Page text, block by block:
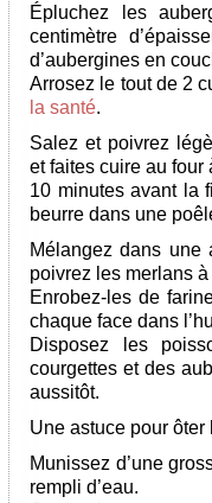
Épluchez les
centimètre
d’aubergines en
Arrosez le tout de 2
la santé.
Salez et poivrez
et faites cuire au four
10 minutes avant la
beurre dans une
Mélangez dans
poivrez les merlans à
Enrobez-les de
chaque face dans
Disposez les
courgettes et des
aussitôt.
Une astuce pour
Munissez d’une
rempli d’eau.